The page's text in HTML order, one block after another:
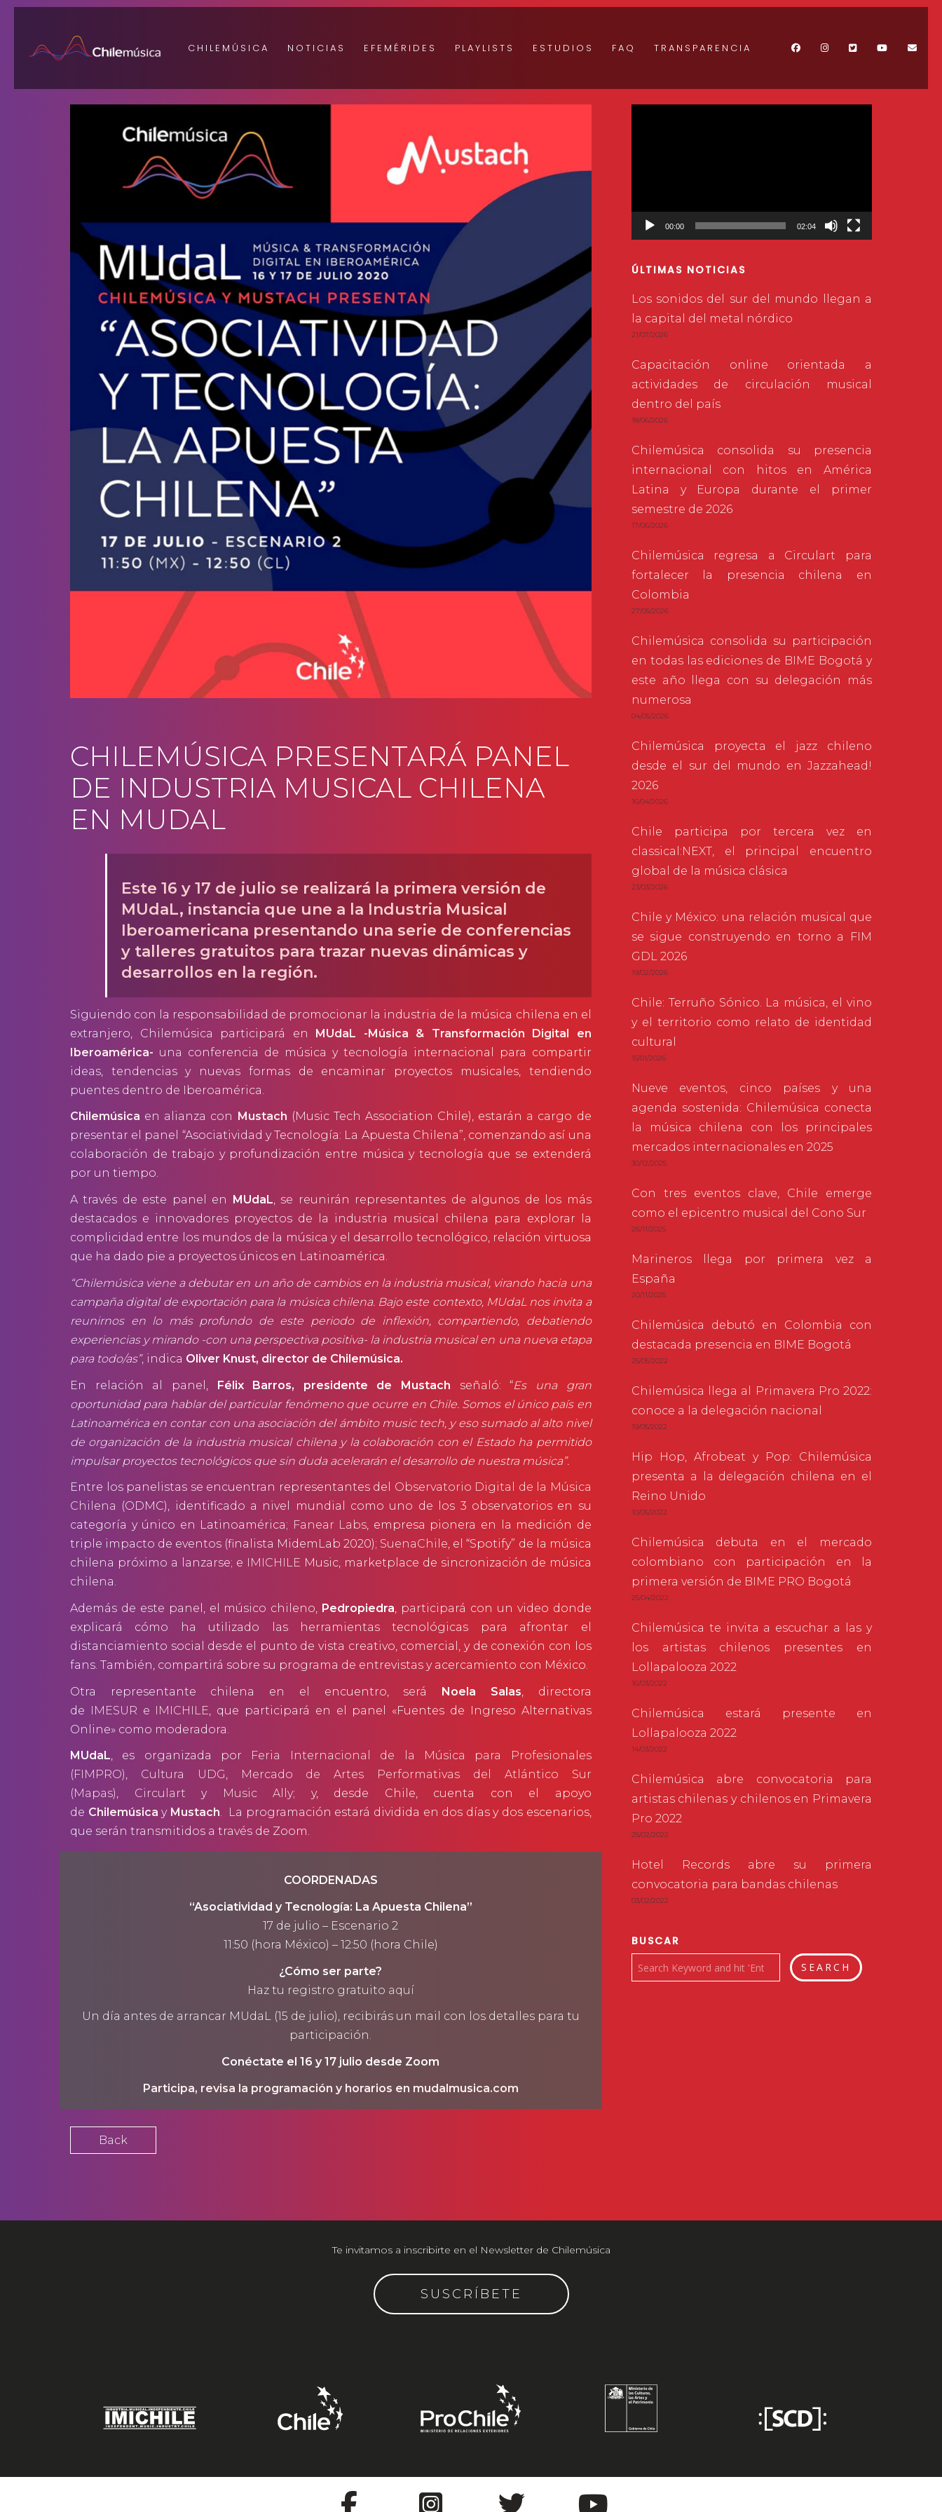
CHILEMÚSICA NOTICIAS EFEMÉRIDES PLAYLISTS ESTUDIOS FAQ TRANSPARENCIA
CHILEMÚSICA PRESENTARÁ PANEL
DE INDUSTRIA MUSICAL CHILENA
EN MUDAL
Este 16 y 17 de julio se realizará la primera versión de
MUdaL, instancia que une a la Industria Musical
Iberoamericana presentando una serie de conferencias
y talleres gratuitos para trazar nuevas dinámicas y
desarrollos en la región.
Siguiendo con la responsabilidad de promocionar la industria de la música chilena en el
extranjero, Chilemúsica participará en MUdaL -Música & Transformación Digital en
Iberoamérica- una conferencia de música y tecnología internacional para compartir
ideas, tendencias y nuevas formas de encaminar proyectos musicales, tendiendo
puentes dentro de Iberoamérica.
Chilemúsica en alianza con Mustach (Music Tech Association Chile), estarán a cargo de
presentar el panel “Asociatividad y Tecnología: La Apuesta Chilena”, comenzando así una
colaboración de trabajo y profundización entre música y tecnología que se extenderá
por un tiempo.
A través de este panel en MUdaL, se reunirán representantes de algunos de los más
destacados e innovadores proyectos de la industria musical chilena para explorar la
complicidad entre los mundos de la música y el desarrollo tecnológico, relación virtuosa
que ha dado pie a proyectos únicos en Latinoamérica.
“Chilemúsica viene a debutar en un año de cambios en la industria musical, virando hacia una
campaña digital de exportación para la música chilena. Bajo este contexto, MUdaL nos invita a
reunirnos en lo más profundo de este periodo de inflexión, compartiendo, debatiendo
experiencias y mirando -con una perspectiva positiva- la industria musical en una nueva etapa
para todo/as”, indica Oliver Knust, director de Chilemúsica.
En relación al panel, Félix Barros, presidente de Mustach señaló: “Es una gran
oportunidad para hablar del particular fenómeno que ocurre en Chile. Somos el único país en
Latinoamérica en contar con una asociación del ámbito music tech, y eso sumado al alto nivel
de organización de la industria musical chilena y la colaboración con el Estado ha permitido
impulsar proyectos tecnológicos que sin duda acelerarán el desarrollo de nuestra música”.
Entre los panelistas se encuentran representantes del Observatorio Digital de la Música
Chilena (ODMC), identificado a nivel mundial como uno de los 3 observatorios en su
categoría y único en Latinoamérica; Fanear Labs, empresa pionera en la medición de
triple impacto de eventos (finalista MidemLab 2020); SuenaChile, el “Spotify” de la música
chilena próximo a lanzarse; e
IMICHILE Music, marketplace de sincronización de música
chilena.
Además de este panel, el músico chileno, Pedropiedra, participará con un video donde
explicará cómo ha utilizado las herramientas tecnológicas para afrontar el
distanciamiento social desde el punto de vista creativo, comercial, y de conexión con los
fans. También, compartirá sobre su programa de entrevistas y acercamiento con México.
Otra representante chilena en el encuentro, será Noela Salas , directora
de IMESUR e IMICHILE , que participará en el panel «Fuentes de Ingreso Alternativas
Online» como moderadora.
MUdaL, es organizada por Feria Internacional de la Música para Profesionales
(FIMPRO), Cultura UDG,Mercado de Artes Performativas del Atlántico Sur
(Mapas), Circulart yMusic Ally; y, desde Chile, cuenta con el apoyo
de Chilemúsica y Mustach. La programación estará dividida en dos días y dos escenarios,
que serán transmitidos a través de Zoom.
COORDENADAS
“Asociatividad y Tecnología: La Apuesta Chilena”
17 de julio – Escenario 2
11:50 (hora México) – 12:50 (hora Chile)
¿Cómo ser parte?
Haz tu registro gratuito aquí
Un día antes de arrancar MUdaL (15 de julio), recibirás un mail con los detalles para tu
participación.
Conéctate el 16 y 17 julio desde Zoom
Participa, revisa la programación y horarios en mudalmusica.com
Back
00:00 02:04
ÚLTIMAS NOTICIAS
Los sonidos del sur del mundo llegan a
la capital del metal nórdico
21/07/2026
Capacitación online orientada a
actividades de circulación musical
dentro del país
18/06/2026
Chilemúsica consolida su presencia
internacional con hitos en América
Latina y Europa durante el primer
semestre de 2026
17/06/2026
Chilemúsica regresa a Circulart para
fortalecer la presencia chilena en
Colombia
27/05/2026
Chilemúsica consolida su participación
en todas las ediciones de BIME Bogotá y
este año llega con su delegación más
numerosa
04/05/2026
Chilemúsica proyecta el jazz chileno
desde el sur del mundo en Jazzahead!
2026
16/04/2026
Chile participa por tercera vez en
classical:NEXT, el principal encuentro
global de la música clásica
23/03/2026
Chile y México: una relación musical que
se sigue construyendo en torno a FIM
GDL 2026
19/02/2026
Chile: Terruño Sónico. La música, el vino
y el territorio como relato de identidad
cultural
15/01/2026
Nueve eventos, cinco países y una
agenda sostenida: Chilemúsica conecta
la música chilena con los principales
mercados internacionales en 2025
30/12/2025
Con tres eventos clave, Chile emerge
como el epicentro musical del Cono Sur
26/11/2025
Marineros llega por primera vez a
España
20/11/2025
Chilemúsica debutó en Colombia con
destacada presencia en BIME Bogotá
25/05/2022
Chilemúsica llega al Primavera Pro 2022:
conoce a la delegación nacional
19/05/2022
Hip Hop, Afrobeat y Pop: Chilemúsica
presenta a la delegación chilena en el
Reino Unido
10/05/2022
Chilemúsica debuta en el mercado
colombiano con participación en la
primera versión de BIME PRO Bogotá
25/04/2022
Chilemúsica te invita a escuchar a las y
los artistas chilenos presentes en
Lollapalooza 2022
16/03/2022
Chilemúsica estará presente en
Lollapalooza 2022
14/03/2022
Chilemúsica abre convocatoria para
artistas chilenas y chilenos en Primavera
Pro 2022
25/02/2022
Hotel Records abre su primera
convocatoria para bandas chilenas
03/02/2022
BUSCAR
Te invitamos a inscribirte en el Newsletter de Chilemúsica
SUSCRÍBETE